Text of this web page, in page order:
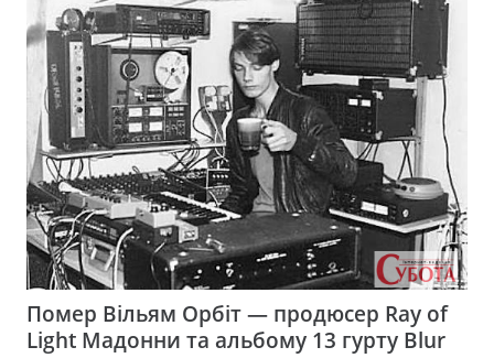
Помер Вільям Орбіт — продюсер Ray of
Light Мадонни та альбому 13 гурту Blur